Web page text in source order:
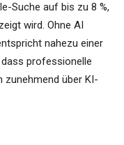
Suche auf bis zu 8 %,
wird. Ohne AI
nahezu einer
professionelle
über KI-